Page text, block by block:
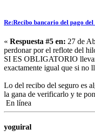
Re:Recibo bancario del pago del
« Respuesta #5 en: 27 de
perdonar por el reflote del
SI ES OBLIGATORIO llevar
exactamente igual que si no
Lo del recibo del seguro es
la gana de verificarlo y te
En línea
yoguiral